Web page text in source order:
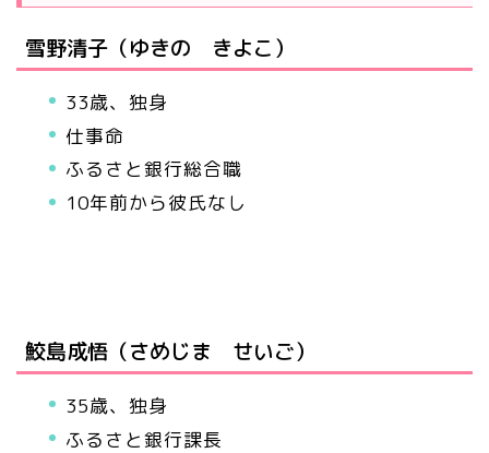
雪野清子（ゆきの きよこ）
33歳、独身
仕事命
ふるさと銀行総合職
10年前から彼氏なし
鮫島成悟（さめじま せいご）
35歳、独身
ふるさと銀行課長